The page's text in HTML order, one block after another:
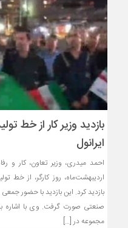
بازدید وزیر کار از
ایرانول
احمد میدری، وزیر تعاون، کار و
اردیبهشت‌ماه، روز کارگر، از خط
بازدید کرد. این بازدید با حضور
صنعتی صورت گرفت. وی با اشاره
مجموعه در […]